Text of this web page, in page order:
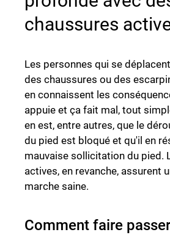
chaussures
Les personnes qui se
des chaussures ou des
en connaissent les
appuie et ça fait mal, tout
en est, entre autres, que le
du pied est bloqué et qu'il en
mauvaise sollicitation du pied.
actives, en revanche, assurent
marche saine.
Comment faire